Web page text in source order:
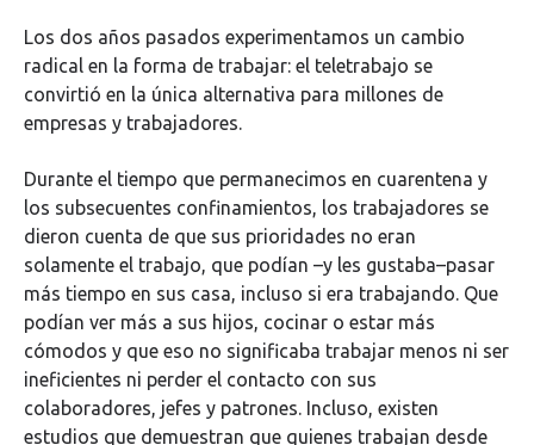
Los dos años pasados experimentamos un cambio
radical en la forma de trabajar: el teletrabajo se
convirtió en la única alternativa para millones de
empresas y trabajadores.
Durante el tiempo que permanecimos en cuarentena y
los subsecuentes confinamientos, los trabajadores se
dieron cuenta de que sus prioridades no eran
solamente el trabajo, que podían –y les gustaba–pasar
más tiempo en sus casa, incluso si era trabajando. Que
podían ver más a sus hijos, cocinar o estar más
cómodos y que eso no significaba trabajar menos ni ser
ineficientes ni perder el contacto con sus
colaboradores, jefes y patrones. Incluso, existen
estudios que demuestran que quienes trabajan desde